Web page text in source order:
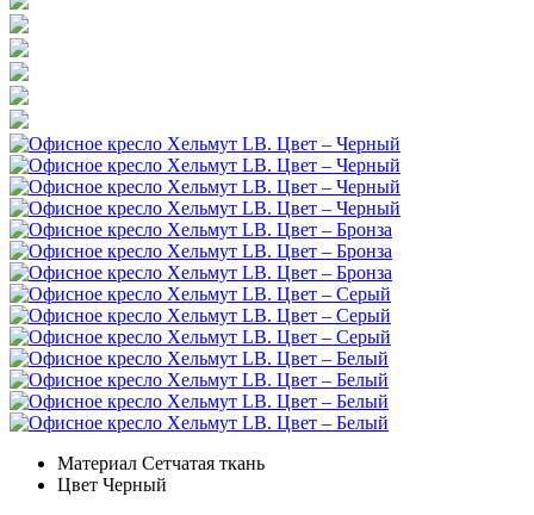
Материал Сетчатая ткань
Цвет Черный